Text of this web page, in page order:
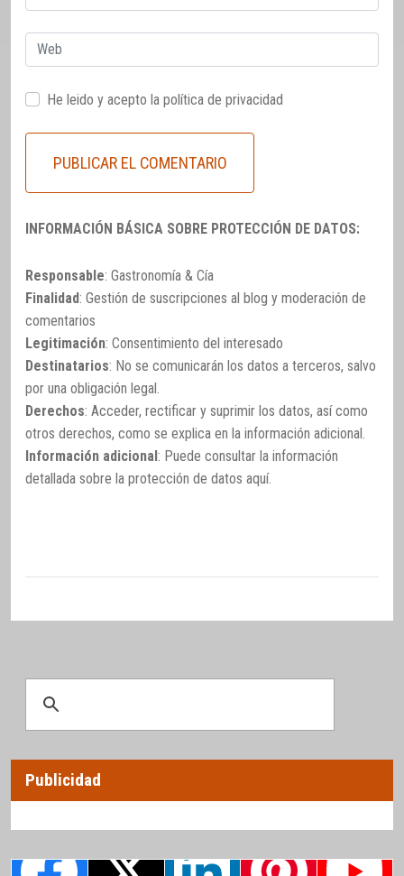
electrónico
Web
He leido y acepto la política de privacidad
INFORMACIÓN BÁSICA SOBRE PROTECCIÓN DE DATOS:
Responsable: Gastronomía & Cía
Finalidad: Gestión de suscripciones al blog y moderación de
comentarios
Legitimación: Consentimiento del interesado
Destinatarios: No se comunicarán los datos a terceros, salvo
por una obligación legal.
Derechos: Acceder, rectificar y suprimir los datos, así como
otros derechos, como se explica en la información adicional.
Información adicional: Puede consultar la información
detallada sobre la protección de datos aquí.
Publicidad